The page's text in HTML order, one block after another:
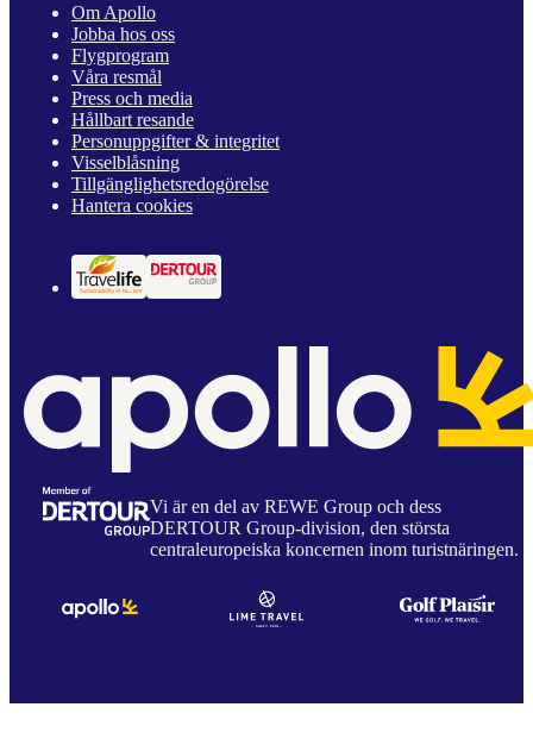
Om Apollo
Jobba hos oss
Flygprogram
Våra resmål
Press och media
Hållbart resande
Personuppgifter & integritet
Visselblåsning
Tillgänglighetsredogörelse
Hantera cookies
Vi är en del av REWE Group och dess
DERTOUR Group-division, den största
centraleuropeiska koncernen inom turistnäringen.